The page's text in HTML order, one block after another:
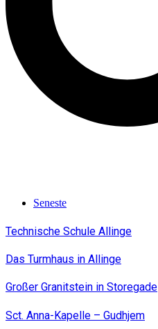
Seneste
Technische Schule Allinge
Das Turmhaus in Allinge
Großer Granitstein in Storegade
Sct. Anna-Kapelle – Gudhjem